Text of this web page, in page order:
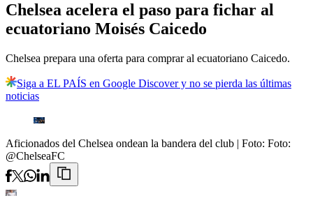
Chelsea acelera el paso para fichar al
ecuatoriano Moisés Caicedo
Chelsea prepara una oferta para comprar al ecuatoriano Caicedo.
Siga a EL PAÍS en Google Discover y no se pierda las últimas
noticias
Aficionados del Chelsea ondean la bandera del club | Foto: Foto:
@ChelseaFC